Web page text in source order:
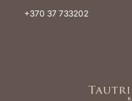
+370 37 733202